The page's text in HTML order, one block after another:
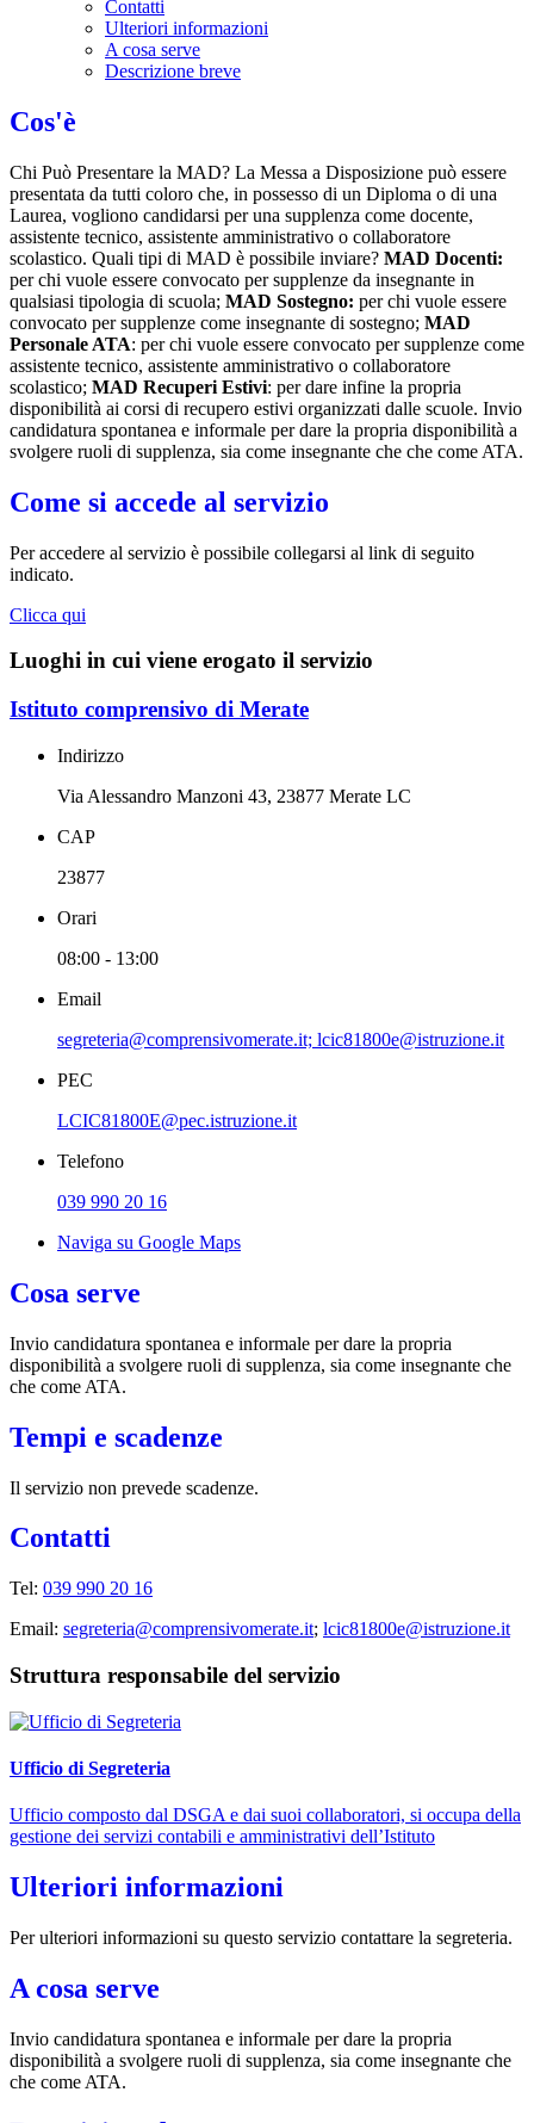
Contatti
Ulteriori informazioni
A cosa serve
Descrizione breve
Cos'è
Chi Può Presentare la MAD? La Messa a Disposizione può essere
presentata da tutti coloro che, in possesso di un Diploma o di una
Laurea, vogliono candidarsi per una supplenza come docente,
assistente tecnico, assistente amministrativo o collaboratore
scolastico. Quali tipi di MAD è possibile inviare? MAD Docenti:
per chi vuole essere convocato per supplenze da insegnante in
qualsiasi tipologia di scuola; MAD Sostegno: per chi vuole essere
convocato per supplenze come insegnante di sostegno; MAD
Personale ATA: per chi vuole essere convocato per supplenze come
assistente tecnico, assistente amministrativo o collaboratore
scolastico; MAD Recuperi Estivi: per dare infine la propria
disponibilità ai corsi di recupero estivi organizzati dalle scuole. Invio
candidatura spontanea e informale per dare la propria disponibilità a
svolgere ruoli di supplenza, sia come insegnante che che come ATA.
Come si accede al servizio
Per accedere al servizio è possibile collegarsi al link di seguito
indicato.
Clicca qui
Luoghi in cui viene erogato il servizio
Istituto comprensivo di Merate
Indirizzo
Via Alessandro Manzoni 43, 23877 Merate LC
CAP
23877
Orari
08:00 - 13:00
Email
segreteria@comprensivomerate.it; lcic81800e@istruzione.it
PEC
LCIC81800E@pec.istruzione.it
Telefono
039 990 20 16
Naviga su Google Maps
Cosa serve
Invio candidatura spontanea e informale per dare la propria
disponibilità a svolgere ruoli di supplenza, sia come insegnante che
che come ATA.
Tempi e scadenze
Il servizio non prevede scadenze.
Contatti
Tel: 039 990 20 16
Email: segreteria@comprensivomerate.it; lcic81800e@istruzione.it
Struttura responsabile del servizio
Ufficio di Segreteria
Ufficio composto dal DSGA e dai suoi collaboratori, si occupa della
gestione dei servizi contabili e amministrativi dell’Istituto
Ulteriori informazioni
Per ulteriori informazioni su questo servizio contattare la segreteria.
A cosa serve
Invio candidatura spontanea e informale per dare la propria
disponibilità a svolgere ruoli di supplenza, sia come insegnante che
che come ATA.